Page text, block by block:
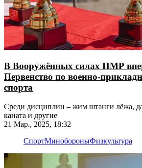
В Вооружённых силах ПМР
Первенство по военно-
спорта
Среди дисциплин – жим штанги лёжа,
каната и другие
21 Мар., 2025, 18:32
СпортМинобороныФизкультура